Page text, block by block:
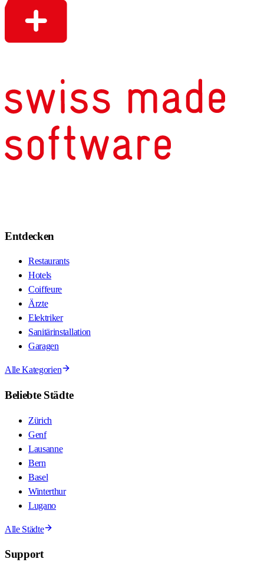
Entdecken
Restaurants
Hotels
Coiffeure
Ärzte
Elektriker
Sanitärinstallation
Garagen
Alle Kategorien
Beliebte Städte
Zürich
Genf
Lausanne
Bern
Basel
Winterthur
Lugano
Alle Städte
Support